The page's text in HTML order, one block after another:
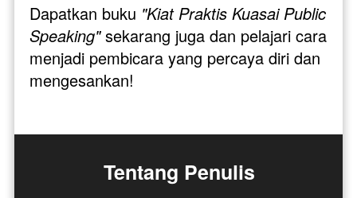
Dapatkan buku "Kiat Praktis Kuasai Public
Speaking" sekarang juga dan pelajari cara
menjadi pembicara yang percaya diri dan
mengesankan!
Tentang Penulis